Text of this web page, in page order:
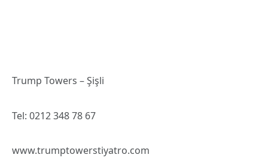
Trump Towers – Şişli
Tel: 0212 348 78 67
www.trumptowerstiyatro.com